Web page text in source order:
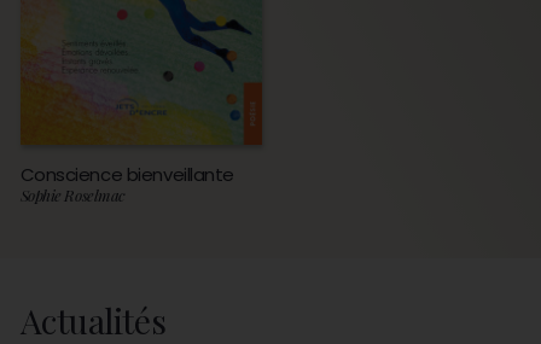
Conscience bienveillante
Sophie Roselmac
Actualités